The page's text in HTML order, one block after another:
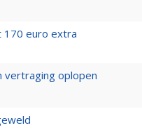
170 euro extra
vertraging oplopen